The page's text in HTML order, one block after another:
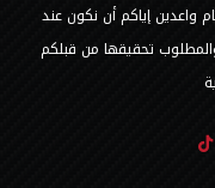
واعدين إياكم أن نكون عند
تحقيقها من قبلكم